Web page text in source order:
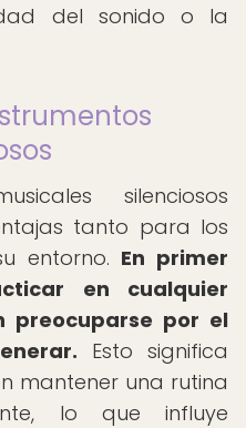
del sonido o la
silenciosos
tanto para los
entorno. En primer
en cualquier
preocuparse por el
Esto significa
mantener una rutina
lo que influye